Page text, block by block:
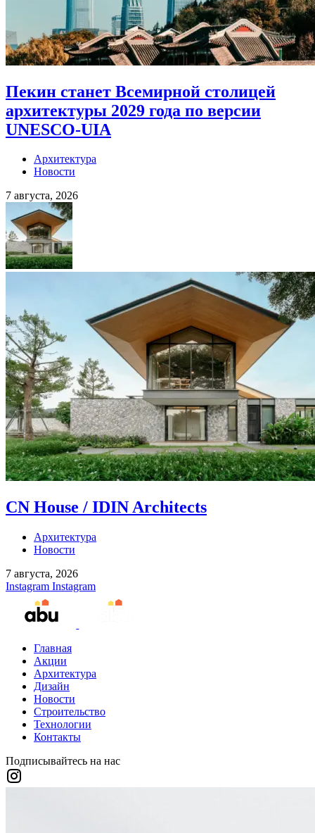
Пекин станет Всемирной столицей
архитектуры 2029 года по версии
UNESCO-UIA
Архитектура
Новости
7 августа, 2026
CN House / IDIN Architects
Архитектура
Новости
7 августа, 2026
Instagram Instagram
Главная
Акции
Архитектура
Дизайн
Новости
Строительство
Технологии
Контакты
Подписывайтесь на нас